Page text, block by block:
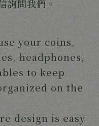
詢問我們。
your coins,
headphones,
to keep
on the
design is easy